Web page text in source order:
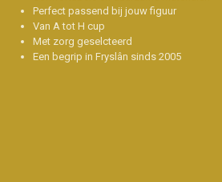
Perfect passend bij jouw figuur
Van A tot H cup
Met zorg geselcteerd
Een begrip in Fryslân sinds 2005